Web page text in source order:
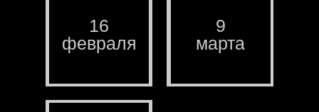
16
февраля
9
марта